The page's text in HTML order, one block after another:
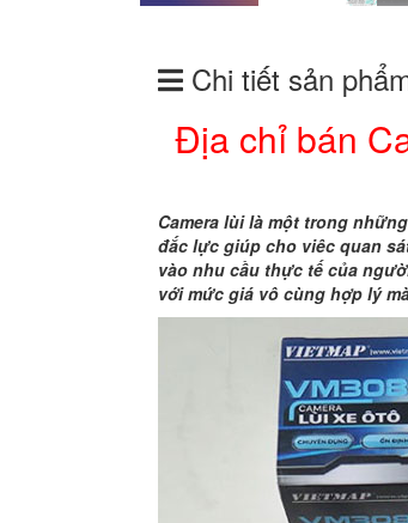
Chi tiết sản
Địa chỉ bán
Camera lùi là một trong
đắc lực giúp cho viêc quan
vào nhu cầu thực tế của
với mức giá vô cùng hợp lý